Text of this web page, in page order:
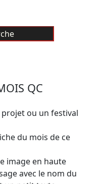
QC
ou un festival
du mois de ce
image en haute
avec le nom du